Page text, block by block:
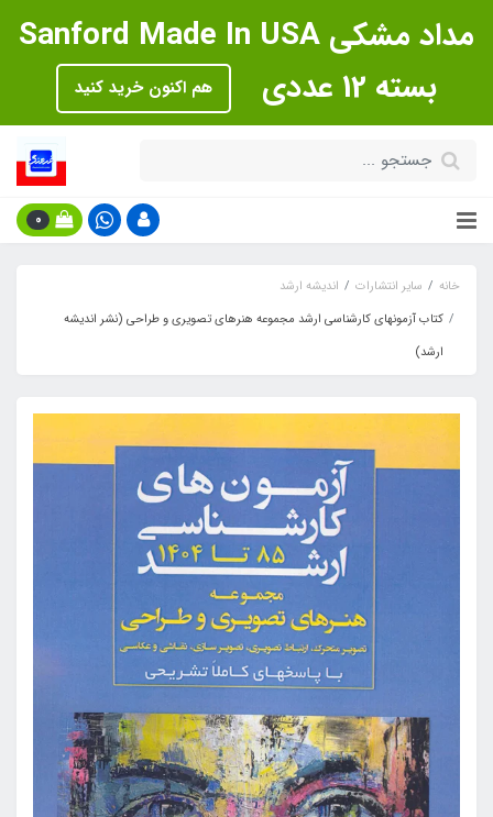
مداد مشکی Sanford Made In USA
بسته 12 عددی
هم اکنون خرید کنید
0
خانه سایر انتشارات
اندیشه ارشد
کتاب آزمونهای کارشناسی ارشد مجموعه هنرهای تصویری و طراحی (نشر اندیشه
ارشد)